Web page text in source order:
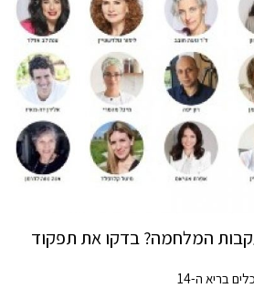
המלחמה? בדקו את תפקוד
בריא ה-14